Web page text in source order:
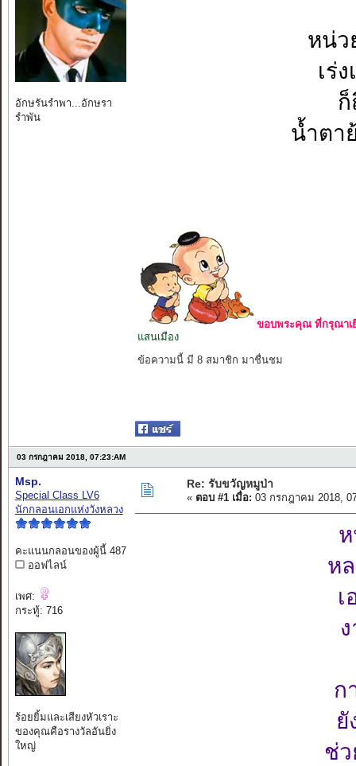
อักษรันรำพา...อักษรา
รำพัน
หน่ว
เร่
น้ำตา
ขอบพระคุณ ที่กรุณาเ
แสนเมือง
ข้อความนี้ มี 8 สมาชิก มาชื่นชม
03 กรกฎาคม 2018, 07:23:AM
Msp.
Special Class LV6
นักกลอนเอกแห่งวังหลวง
คะแนนกลอนของผู้นี้ 487
ออฟไลน์
เพศ:
กระทู้: 716
ร้อยยิ้มและเสียงหัวเราะ
ของคุณคือรางวัลอันยิ่ง
ใหญ่
Re: รับขวัญหมูป่า
« ตอบ #1 เมื่อ: 03 กรกฎาคม 2018,
ห
ก
ยั
ช่